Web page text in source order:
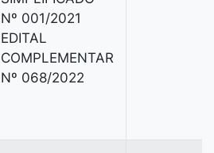
Nº 001/2021
EDITAL
COMPLEMENTAR
Nº 068/2022